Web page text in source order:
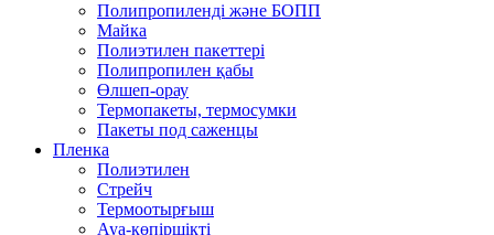
Полипропиленді және БОПП
Майка
Полиэтилен пакеттері
Полипропилен қабы
Өлшеп-орау
Термопакеты, термосумки
Пакеты под саженцы
Пленка
Полиэтилен
Стрейч
Термоотырғыш
Ауа-көпіршікті